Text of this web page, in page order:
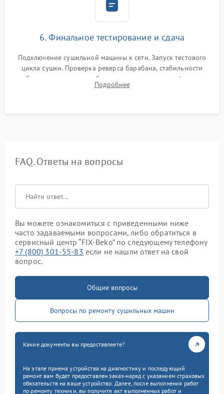
6. Финальное тестирование и сдача
Подключение сушильной машины к сети. Запуск тестового
цикла сушки. Проверка реверса барабана, стабильности
набора температуры, работы дренажного насоса (откачка
конденсата) и отсутствия посторонних скрипов, стуков или
Подробнее
FAQ. Ответы на вопросы
Вы можете ознакомиться с приведенными ниже
часто задаваемыми вопросами, либо обратиться в
сервисный центр “FIX-Beko” по следующему телефону
+7 (800) 301-55-83 если не нашли ответ на свой
вопрос.
Общие вопросы
Вопросы по ремонту сушильных машин
Какие документы вы предоставляете?
На этапе приема устройства на диагностику и последующий
ремонт вам будет предоставлен заказ-наряд с указанием страховых
обязательств на ваше устройство. Далее, после выполнения работ
по ремонту техники, вы получите акт выполненных работ и